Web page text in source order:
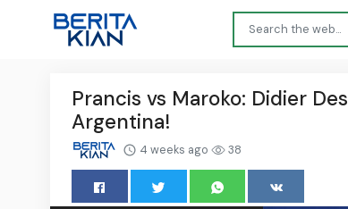
Prancis vs Maroko: Didier
Argentina!
4 weeks ago 38